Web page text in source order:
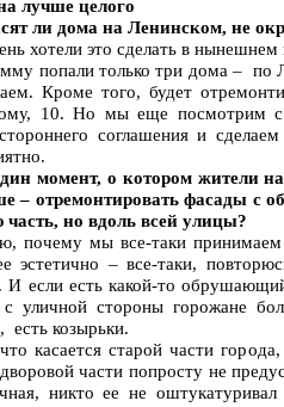
лучше целого
ли дома на Ленинском, не
хотели это сделать в нынешнем
попали только три дома – по
Кроме того, будет
10. Но мы еще посмотрим с
соглашения и
момент, о котором жители
– отремонтировать фасады с
часть, но вдоль всей улицы?
почему мы все-таки
эстетично – все-таки,
И если есть какой-то
уличной стороны горожане
есть козырьки.
касается старой части
части попросту не
никто ее не